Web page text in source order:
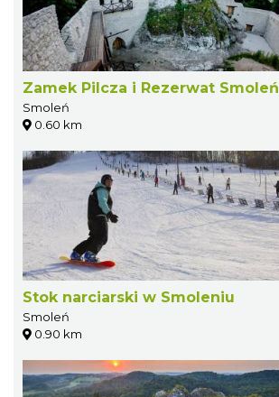
Zamek Pilcza i Rezerwat Smoleń
Smoleń
0.60 km
Stok narciarski w Smoleniu
Smoleń
0.90 km